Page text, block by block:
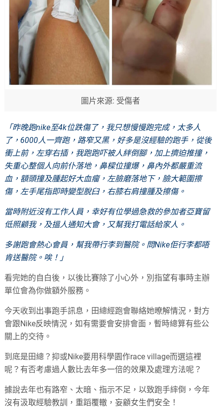
圖片來源: 受傷者
「昨晚跑nike至4k位跌傷了，我只想慢慢跑完成，太多人
了， 6000人一齊跑，路窄又黑，好多是沒經驗的跑手，從後
衝上前，左穿右插，我跑跑吓被人絆倒腳，加上擠迫推撞，
失重心整個人向前仆落地，鼻樑位撞爆，鼻內外都嚴重流
血，額頭撞及腫起好大血瘤，左臉磨落地下，臉大範圍擦
傷，左手尾指即時變型脫臼，右膝右肩撞腫及擦傷。
當時附近沒有工作人員，幸好有位學過急救的參加者亞寶留
低照顧我，及搵人通知大會，又幫我打電話給家人。
多謝跑會熱心會員，幫我帶行李到醫院。問Nike佢行李都唔
肯送醫院。唉！」
看完她的自白後，以後比賽除了小心外，別指望有事時主辦
單位會為你做額外服務。
今天收到出事跑手訊息，田總經跑會聯絡她暸解情況，對方
會跟Nike反映情況，如有需要會安排會面，暫時總算有些公
關上的交待。
到底是田總？抑或Nike要用科學園作race village而選這裡
呢？有否考慮過人數比去年多一倍的效果及處理方法呢？
據說去年也有路窄、太暗、指示不足，以致跑手繂倒，今年
沒有汲取經驗教訓，重蹈覆轍，妄顧女生們安全！